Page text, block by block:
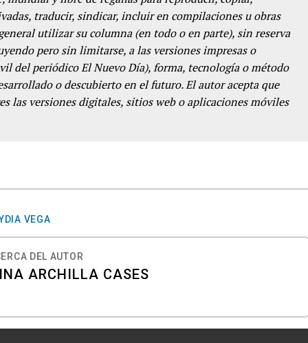
traducir, sindicar, incluir en compilaciones u obras
utilizar su columna (en todo o en parte), sin reserva
pero sin limitarse, a las versiones impresas o
del periódico El Nuevo Día), forma, tecnología o método
o descubierto en el futuro. El autor acepta que
las versiones digitales, sitios web o aplicaciones móviles
VEGA
DEL AUTOR
ARCHILLA CASES